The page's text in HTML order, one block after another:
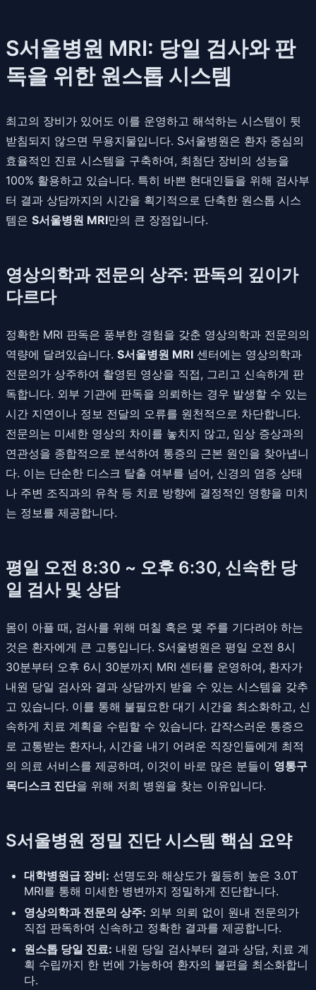
S서울병원 MRI: 당일 검사와 판
독을 위한 원스톱 시스템
최고의 장비가 있어도 이를 운영하고 해석하는 시스템이 뒷
받침되지 않으면 무용지물입니다. S서울병원은 환자 중심의
효율적인 진료 시스템을 구축하여, 최첨단 장비의 성능을
100% 활용하고 있습니다. 특히 바쁜 현대인들을 위해 검사부
터 결과 상담까지의 시간을 획기적으로 단축한 원스톱 시스
템은 S서울병원 MRI만의 큰 장점입니다.
영상의학과 전문의 상주: 판독의 깊이가
다르다
정확한 MRI 판독은 풍부한 경험을 갖춘 영상의학과 전문의의
역량에 달려있습니다. S서울병원 MRI 센터에는 영상의학과
전문의가 상주하여 촬영된 영상을 직접, 그리고 신속하게 판
독합니다. 외부 기관에 판독을 의뢰하는 경우 발생할 수 있는
시간 지연이나 정보 전달의 오류를 원천적으로 차단합니다.
전문의는 미세한 영상의 차이를 놓치지 않고, 임상 증상과의
연관성을 종합적으로 분석하여 통증의 근본 원인을 찾아냅니
다. 이는 단순한 디스크 탈출 여부를 넘어, 신경의 염증 상태
나 주변 조직과의 유착 등 치료 방향에 결정적인 영향을 미치
는 정보를 제공합니다.
평일 오전 8:30 ~ 오후 6:30, 신속한 당
일 검사 및 상담
몸이 아플 때, 검사를 위해 며칠 혹은 몇 주를 기다려야 하는
것은 환자에게 큰 고통입니다. S서울병원은 평일 오전 8시
30분부터 오후 6시 30분까지 MRI 센터를 운영하여, 환자가
내원 당일 검사와 결과 상담까지 받을 수 있는 시스템을 갖추
고 있습니다. 이를 통해 불필요한 대기 시간을 최소화하고, 신
속하게 치료 계획을 수립할 수 있습니다. 갑작스러운 통증으
로 고통받는 환자나, 시간을 내기 어려운 직장인들에게 최적
의 의료 서비스를 제공하며, 이것이 바로 많은 분들이 영통구
목디스크 진단을 위해 저희 병원을 찾는 이유입니다.
S서울병원 정밀 진단 시스템 핵심 요약
대학병원급 장비: 선명도와 해상도가 월등히 높은 3.0T
MRI를 통해 미세한 병변까지 정밀하게 진단합니다.
영상의학과 전문의 상주: 외부 의뢰 없이 원내 전문의가
직접 판독하여 신속하고 정확한 결과를 제공합니다.
원스톱 당일 진료: 내원 당일 검사부터 결과 상담, 치료 계
획 수립까지 한 번에 가능하여 환자의 불편을 최소화합니
다.